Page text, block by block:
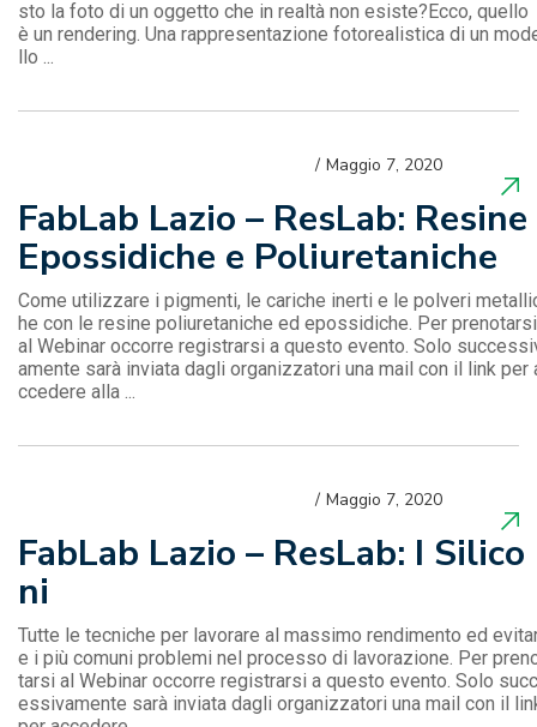
sto la foto di un oggetto che in realtà non esiste?Ecco, quello
è un rendering. Una rappresentazione fotorealistica di un
llo ...
FabLab Lazio – ResLab: Resine
Epossidiche e Poliuretaniche
Maggio 7, 2020
Come utilizzare i pigmenti, le cariche inerti e le polveri
he con le resine poliuretaniche ed epossidiche. Per prenotarsi
al Webinar occorre registrarsi a questo evento. Solo
amente sarà inviata dagli organizzatori una mail con il link per
ccedere alla ...
FabLab Lazio – ResLab: I Silico
ni
Maggio 7, 2020
Tutte le tecniche per lavorare al massimo rendimento ed
e i più comuni problemi nel processo di lavorazione. Per
tarsi al Webinar occorre registrarsi a questo evento. Solo succ
essivamente sarà inviata dagli organizzatori una mail con il